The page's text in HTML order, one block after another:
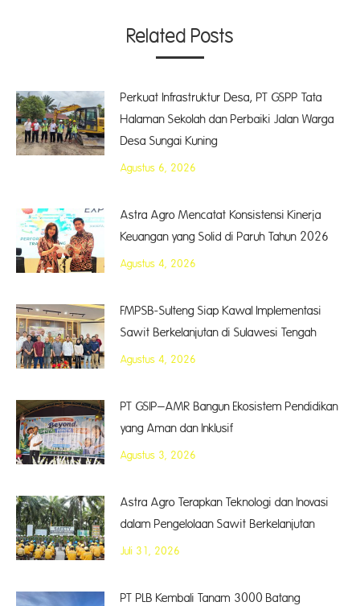
Related Posts
Perkuat Infrastruktur Desa, PT GSPP Tata
Halaman Sekolah dan Perbaiki Jalan Warga
Desa Sungai Kuning
Agustus 6, 2026
Astra Agro Mencatat Konsistensi Kinerja
Keuangan yang Solid di Paruh Tahun 2026
Agustus 4, 2026
FMPSB-Sulteng Siap Kawal Implementasi
Sawit Berkelanjutan di Sulawesi Tengah
Agustus 4, 2026
PT GSIP–AMR Bangun Ekosistem Pendidikan
yang Aman dan Inklusif
Agustus 3, 2026
Astra Agro Terapkan Teknologi dan Inovasi
dalam Pengelolaan Sawit Berkelanjutan
Juli 31, 2026
PT PLB Kembali Tanam 3000 Batang